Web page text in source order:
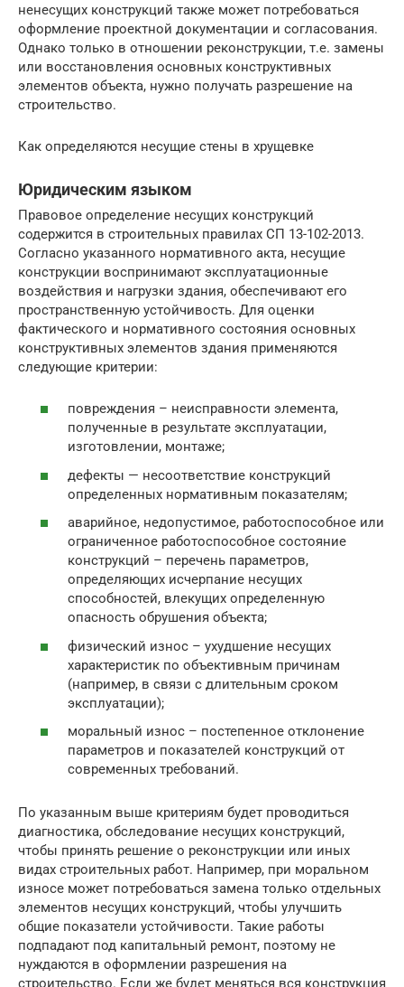
ненесущих конструкций также может потребоваться
оформление проектной документации и согласования.
Однако только в отношении реконструкции, т.е. замены
или восстановления основных конструктивных
элементов объекта, нужно получать разрешение на
строительство.
Как определяются несущие стены в хрущевке
Юридическим языком
Правовое определение несущих конструкций
содержится в строительных правилах СП 13-102-2013.
Согласно указанного нормативного акта, несущие
конструкции воспринимают эксплуатационные
воздействия и нагрузки здания, обеспечивают его
пространственную устойчивость. Для оценки
фактического и нормативного состояния основных
конструктивных элементов здания применяются
следующие критерии:
повреждения – неисправности элемента,
полученные в результате эксплуатации,
изготовлении, монтаже;
дефекты — несоответствие конструкций
определенных нормативным показателям;
аварийное, недопустимое, работоспособное или
ограниченное работоспособное состояние
конструкций – перечень параметров,
определяющих исчерпание несущих
способностей, влекущих определенную
опасность обрушения объекта;
физический износ – ухудшение несущих
характеристик по объективным причинам
(например, в связи с длительным сроком
эксплуатации);
моральный износ – постепенное отклонение
параметров и показателей конструкций от
современных требований.
По указанным выше критериям будет проводиться
диагностика, обследование несущих конструкций,
чтобы принять решение о реконструкции или иных
видах строительных работ. Например, при моральном
износе может потребоваться замена только отдельных
элементов несущих конструкций, чтобы улучшить
общие показатели устойчивости. Такие работы
подпадают под капитальный ремонт, поэтому не
нуждаются в оформлении разрешения на
строительство. Если же будет меняться вся конструкция